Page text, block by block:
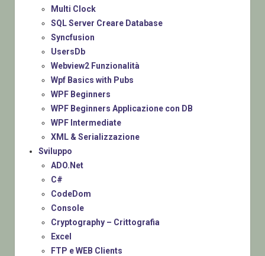
Multi Clock
SQL Server Creare Database
Syncfusion
UsersDb
Webview2 Funzionalità
Wpf Basics with Pubs
WPF Beginners
WPF Beginners Applicazione con DB
WPF Intermediate
XML & Serializzazione
Sviluppo
ADO.Net
C#
CodeDom
Console
Cryptography – Crittografia
Excel
FTP e WEB Clients